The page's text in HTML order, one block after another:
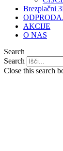
Brezplačni
AKCIJE
O NAS
Search
Search
Close this search